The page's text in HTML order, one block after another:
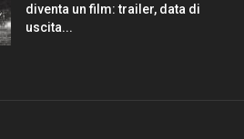
diventa un film: trailer, data di
uscita...